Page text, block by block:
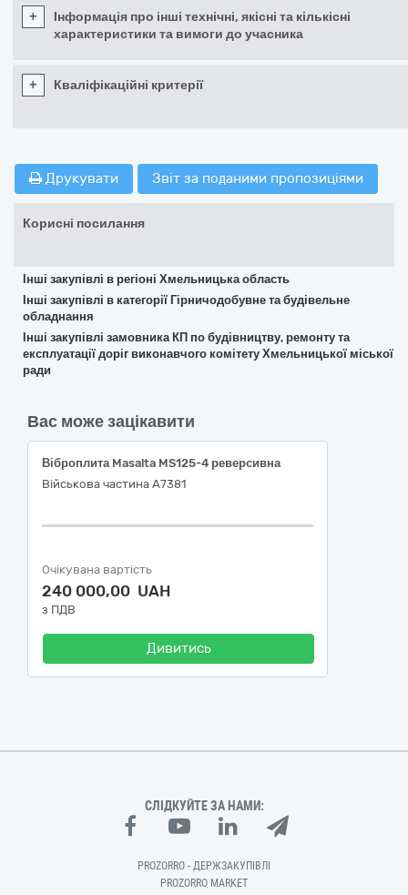
+
Інформація про інші технічні, якісні та кількісні
характеристики та вимоги до учасника
+ Кваліфікаційні критерії
Друкувати Звіт за поданими пропозиціями
Корисні посилання
Інші закупівлі в регіоні Хмельницька область
Інші закупівлі в категорії Гірничодобувне та будівельне
обладнання
Інші закупівлі замовника КП по будівництву, ремонту та
експлуатації доріг виконавчого комітету Хмельницької міської
ради
Вас може зацікавити
Віброплита Masalta MS125-4 реверсивна
Військова частина А7381
Очікувана вартість
240 000,00 UAH
з ПДВ
Дивитись
СЛІДКУЙТЕ ЗА НАМИ:
PROZORRO - ДЕРЖЗАКУПІВЛІ
PROZORRO MARKET